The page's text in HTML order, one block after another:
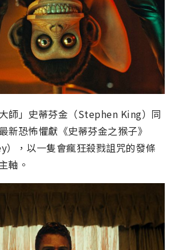
師」史蒂芬金（Stephen King）同
新恐怖懼獻《史蒂芬金之猴子》
），以一隻會瘋狂殺戮詛咒的發條
軸。